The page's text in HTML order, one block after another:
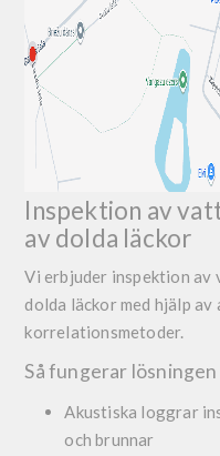
Inspektion av
av dolda läckor
Vi erbjuder inspektion
dolda läckor med hjälp
korrelationsmetoder.
Så fungerar lösningen
Akustiska loggrar
och brunnar